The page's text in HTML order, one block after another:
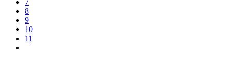
8
9
10
11